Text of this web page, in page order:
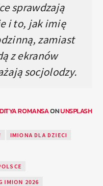
sprawdzają
i to, jak imię
zamiast
z ekranów
socjolodzy.
ROMANSAONUNSPLASH
IMIONA DLA DZIECI
IMION 2026